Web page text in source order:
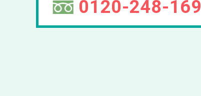
0120-248-169